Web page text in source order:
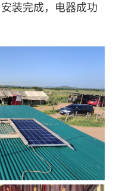
装完成，电器成功